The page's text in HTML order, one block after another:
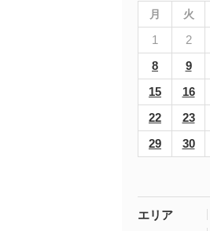
月 火
1 2
8
9
15
16
22
23
29
30
エリア